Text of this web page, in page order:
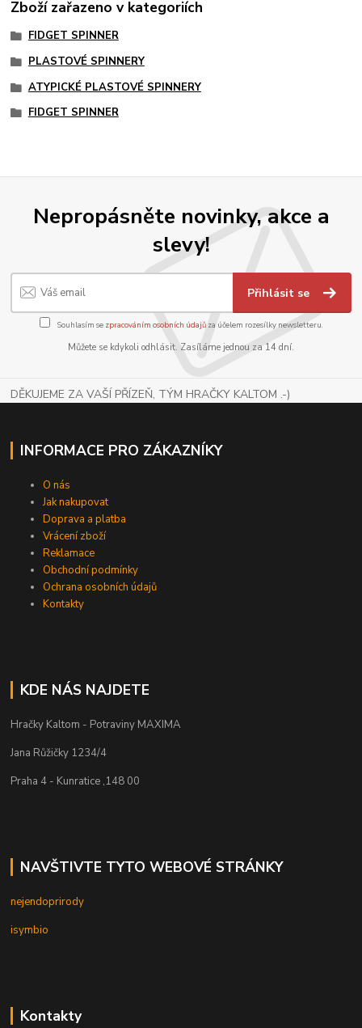
Zboží zařazeno v kategoriích
FIDGET SPINNER
PLASTOVÉ SPINNERY
ATYPICKÉ PLASTOVÉ SPINNERY
FIDGET SPINNER
Nepropásněte novinky, akce a
slevy!
Přihlásit se
Souhlasím se zpracováním osobních údajůza účelem rozesílky newsletteru.
Můžete se kdykoli odhlásit. Zasíláme jednou za 14 dní.
DĚKUJEME ZA VAŠÍ PŘÍZEŇ, TÝM HRAČKY KALTOM .-)
INFORMACE PRO ZÁKAZNÍKY
O nás
Jak nakupovat
Doprava a platba
Vrácení zboží
Reklamace
Obchodní podmínky
Ochrana osobních údajů
Kontakty
KDE NÁS NAJDETE
Hračky Kaltom - Potraviny MAXIMA
Jana Růžičky 1234/4
Praha 4 - Kunratice ,148 00
NAVŠTIVTE TYTO WEBOVÉ STRÁNKY
nejendoprirody
isymbio
Kontakty